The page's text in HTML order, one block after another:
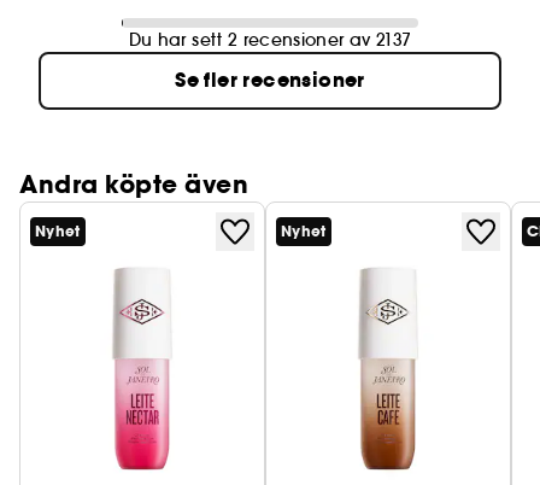
Du har sett 2 recensioner av 2137
Se fler recensioner
Andra köpte även
Nyhet Nyhet